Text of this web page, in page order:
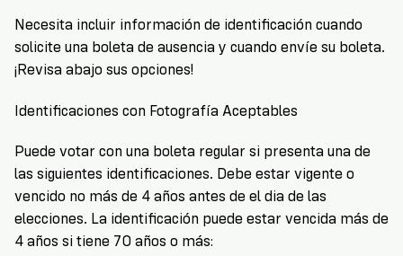
Necesita incluir información de identificación cuando
solicite una boleta de ausencia y cuando envíe su boleta.
¡Revisa abajo sus opciones!
Identificaciones con Fotografía Aceptables
Puede votar con una boleta regular si presenta una de
las siguientes identificaciones. Debe estar vigente o
vencido no más de 4 años antes de el dia de las
elecciones. La identificación puede estar vencida más de
4 años si tiene 70 años o más: